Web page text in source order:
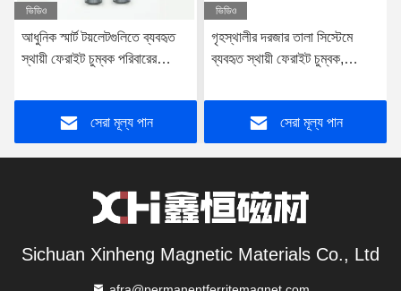
ভিডিও
আধুনিক স্মার্ট টয়লেটগুলিতে ব্যবহৃত
স্থায়ী ফেরাইট চুম্বক পরিবারের
সেরা মূল্য পান
ভিডিও
গৃহস্থালীর দরজার তালা সিস্টেমে
ব্যবহৃত স্থায়ী ফেরাইট চুম্বক,
সেরা মূল্য পান
Sichuan Xinheng Magnetic Materials Co., Ltd